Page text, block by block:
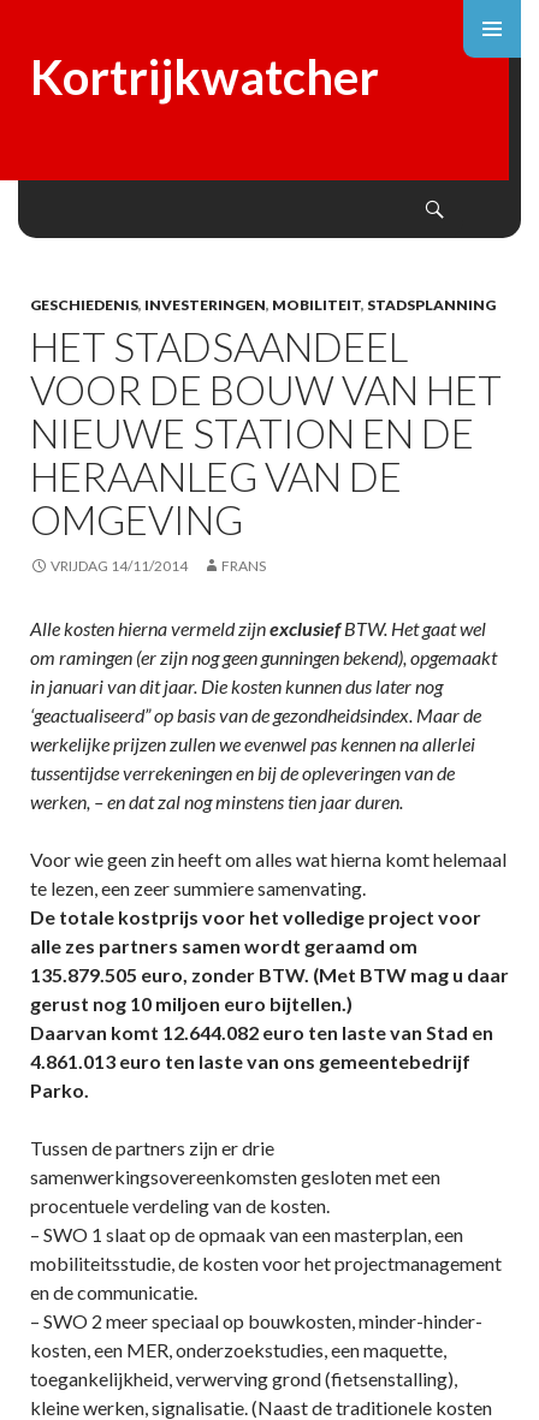
Kortrijkwatcher
GESCHIEDENIS, INVESTERINGEN, MOBILITEIT, STADSPLANNING
HET STADSAANDEEL
VOOR DE BOUW VAN HET
NIEUWE STATION EN DE
HERAANLEG VAN DE
OMGEVING
VRIJDAG 14/11/2014 FRANS
Alle kosten hierna vermeld zijnexclusiefBTW. Het gaat wel
om ramingen (er zijn nog geen gunningen bekend), opgemaakt
in januari van dit jaar. Die kosten kunnen dus later nog
‘geactualiseerd” op basis van de gezondheidsindex. Maar de
werkelijke prijzen zullen we evenwel pas kennen na allerlei
tussentijdse verrekeningen en bij de opleveringen van de
werken, – en dat zal nog minstens tien jaar duren.
Voor wie geen zin heeft om alles wat hierna komt helemaal
te lezen, een zeer summiere samenvating.
De totale kostprijs voor het volledige project voor
alle zes partners samen wordt geraamd om
135.879.505 euro, zonder BTW. (Met BTW mag u daar
gerust nog 10 miljoen euro bijtellen.)
Daarvan komt 12.644.082 euro ten laste van Stad en
4.861.013 euro ten laste van ons gemeentebedrijf
Parko.
Tussen de partners zijn er drie
samenwerkingsovereenkomsten gesloten met een
procentuele verdeling van de kosten.
– SWO 1 slaat op de opmaak van een masterplan, een
mobiliteitsstudie, de kosten voor het projectmanagement
en de communicatie.
– SWO 2 meer speciaal op bouwkosten, minder-hinder-
kosten, een MER, onderzoekstudies, een maquette,
toegankelijkheid, verwerving grond (fietsenstalling),
kleine werken, signalisatie. (Naast de traditionele kosten